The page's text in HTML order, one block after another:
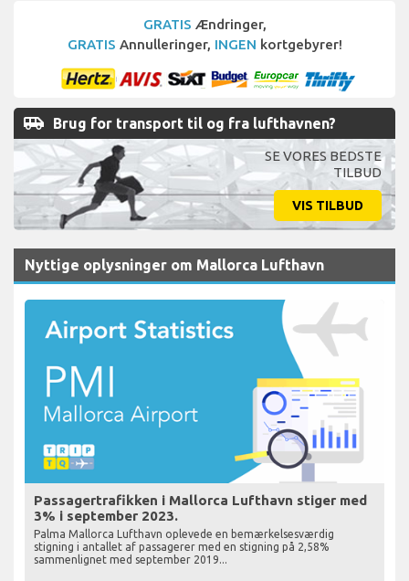
GRATIS Ændringer,
GRATIS Annulleringer, INGEN kortgebyrer!
airport_shuttle Brug for transport til og fra lufthavnen?
SE VORES BEDSTE
TILBUD
VIS TILBUD
Nyttige oplysninger om Mallorca Lufthavn
Passagertrafikken i Mallorca Lufthavn stiger med
3% i september 2023.
Palma Mallorca Lufthavn oplevede en bemærkelsesværdig
stigning i antallet af passagerer med en stigning på 2,58%
sammenlignet med september 2019...